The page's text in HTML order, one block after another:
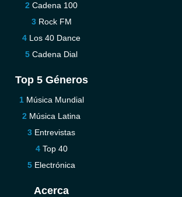
Cadena 100
Rock FM
Los 40 Dance
Cadena Dial
Top 5 Géneros
Música Mundial
Música Latina
Entrevistas
Top 40
Electrónica
Acerca